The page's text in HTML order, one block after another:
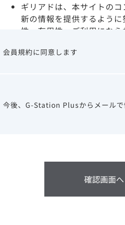
ギリアドは、本サイトの
新の情報を提供するよう
性、有用性、ご利用にな
サイトを利用することまた
本サイト内の情報は、医
第２条（会員）
1.会員とは、医療関係者の方で
会員規約に同意します
今後、G-Station Plusからメールで
確認画面へ